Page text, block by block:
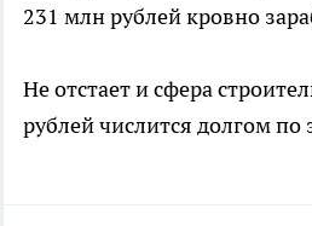
231 млн рублей кровно
Не отстает и сфера
рублей числится долгом по